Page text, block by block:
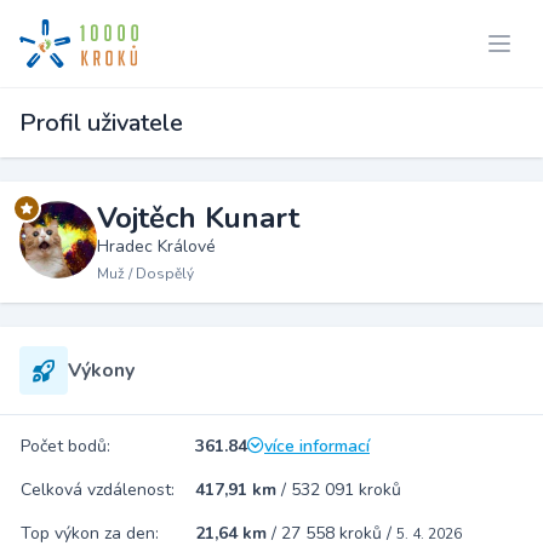
Profil uživatele
Vojtěch Kunart
Hradec Králové
Muž / Dospělý
Výkony
Počet bodů: 361.84
více informací
Celková vzdálenost:
417,91 km / 532 091 kroků
Top výkon za den:
21,64 km / 27 558 kroků / 5. 4. 2026